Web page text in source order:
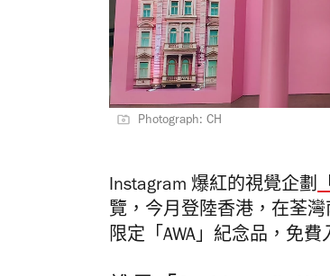
Photograph: CH
Instagram 爆紅的視覺企劃
覽，今月登陸香港，在荃
限定「AWA」紀念品，免費